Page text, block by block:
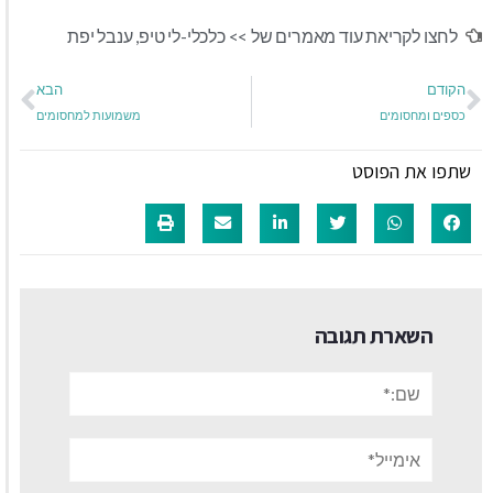
לחצו לקריאת עוד מאמרים של >> כלכלי-לי טיפ,ענבל יפת
הקודם
כספים ומחסומים
הבא
משמועות למחסומים
שתפו את הפוסט
השארת תגובה